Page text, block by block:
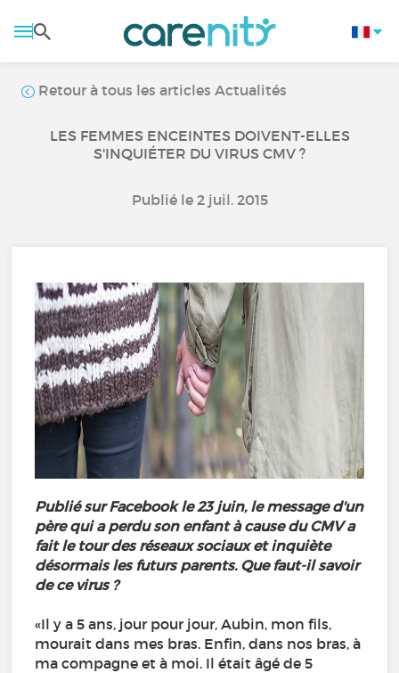
Retour à tous les articles Actualités
LES FEMMES ENCEINTES DOIVENT-ELLES
S'INQUIÉTER DU VIRUS CMV ?
Publié le 2 juil. 2015
Publié sur Facebook le 23 juin, le message d'un
père qui a perdu son enfant à cause du CMV a
fait le tour des réseaux sociaux et inquiète
désormais les futurs parents. Que faut-il savoir
de ce virus ?
«Il y a 5 ans, jour pour jour, Aubin, mon fils,
mourait dans mes bras. Enfin, dans nos bras, à
ma compagne et à moi. Il était âgé de 5